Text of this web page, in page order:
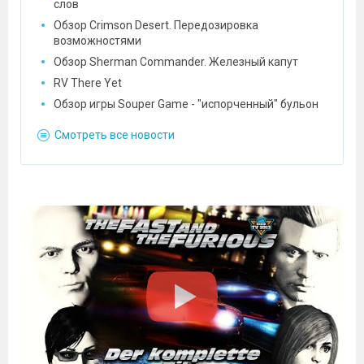
слов
Обзор Crimson Desert. Передозировка
возможностями
Обзор Sherman Commander. Железный капут
RV There Yet
Обзор игры Souper Game - "испорченный" бульон
Смотреть все новости